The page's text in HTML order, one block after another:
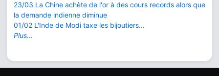
23/03 La Chine achète de l'or à des cours records alors que
la demande indienne diminue
01/02 L'Inde de Modi taxe les bijoutiers...
Plus...